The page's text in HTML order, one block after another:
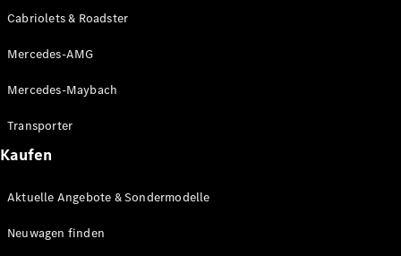
Classic
Partner
&
Innovationen
Cabriolets & Roadster
Mercedes-AMG
Mercedes-Maybach
Transporter
Kaufen
Aktuelle Angebote & Sondermodelle
Neuwagen finden